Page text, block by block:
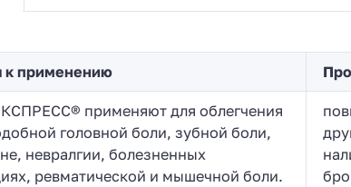
к применению
применяют для облегчения
головной боли, зубной боли,
невралгии, болезненных
ревматической и мышечной боли.